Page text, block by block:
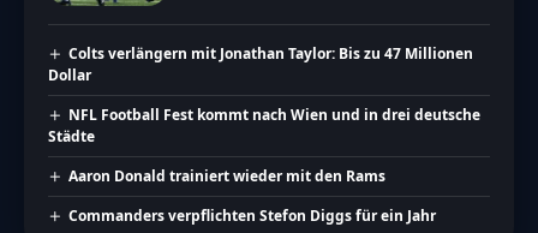
Colts verlängern mit Jonathan Taylor: Bis zu 47 Millionen
Dollar
NFL Football Fest kommt nach Wien und in drei deutsche
Städte
Aaron Donald trainiert wieder mit den Rams
Commanders verpflichten Stefon Diggs für ein Jahr